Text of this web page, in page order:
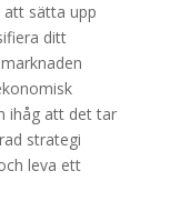
att sätta upp
ditt
ihåg att det tar
strategi
leva ett